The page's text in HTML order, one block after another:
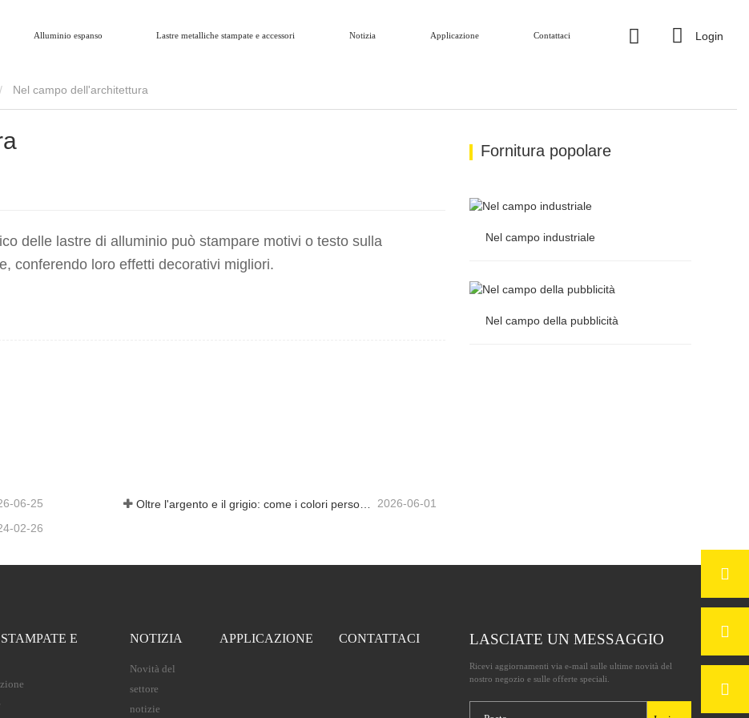
Alluminio espanso Lastre metalliche stampate e accessori Notizia Applicazione Contattaci Login
Nel campo dell'architettura
delle lastre di alluminio può stampare motivi o testo sulla
conferendo loro effetti decorativi migliori.
06-25 Oltre l'argento e il grigio: come i colori personalizzati aprono infinite possibilità per la schiuma di alluminio 2026-06-01
02-26
Fornitura popolare
Nel campo industriale
Nel campo industriale
Nel campo della pubblicità
E
NOTIZIA
Novità del
settore
notizie
APPLICAZIONE CONTATTACI LASCIATE UN MESSAGGIO
Ricevi aggiornamenti via e-mail sulle ultime novità del
nostro negozio e sulle offerte speciali.